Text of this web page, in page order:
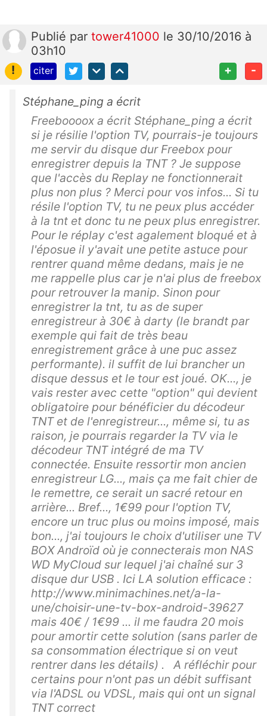
Publié par tower41000 le 30/10/2016 à
03h10
!
citer + -
Stéphane_ping a écrit
Freeboooox a écrit Stéphane_ping a écrit
si je résilie l'option TV, pourrais-je toujours
me servir du disque dur Freebox pour
enregistrer depuis la TNT ? Je suppose
que l'accès du Replay ne fonctionnerait
plus non plus ? Merci pour vos infos... Si tu
résile l'option TV, tu ne peux plus accéder
à la tnt et donc tu ne peux plus enregistrer.
Pour le réplay c'est agalement bloqué et à
l'éposue il y'avait une petite astuce pour
rentrer quand même dedans, mais je ne
me rappelle plus car je n'ai plus de freebox
pour retrouver la manip. Sinon pour
enregistrer la tnt, tu as de super
enregistreur à 30€ à darty (le brandt par
exemple qui fait de très beau
enregistrement grâce à une puc assez
performante). il suffit de lui brancher un
disque dessus et le tour est joué. OK..., je
vais rester avec cette "option" qui devient
obligatoire pour bénéficier du décodeur
TNT et de l'enregistreur..., même si, tu as
raison, je pourrais regarder la TV via le
décodeur TNT intégré de ma TV
connectée. Ensuite ressortir mon ancien
enregistreur LG..., mais ça me fait chier de
le remettre, ce serait un sacré retour en
arrière... Bref..., 1€99 pour l'option TV,
encore un truc plus ou moins imposé, mais
bon..., j'ai toujours le choix d'utiliser une TV
BOX Androïd où je connecterais mon NAS
WD MyCloud sur lequel j'ai chaîné sur 3
disque dur USB . Ici LA solution efficace :
http://www.minimachines.net/a-la-
une/choisir-une-tv-box-android-39627
mais 40€ / 1€99 ... il me faudra 20 mois
pour amortir cette solution (sans parler de
sa consommation électrique si on veut
rentrer dans les détails) . A réfléchir pour
certains pour n'ont pas un débit suffisant
via l'ADSL ou VDSL, mais qui ont un signal
TNT correct